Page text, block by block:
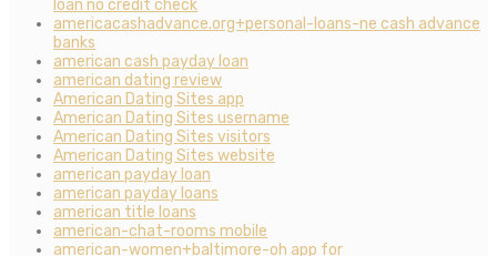
loan no credit check
americacashadvance.org+personal-loans-ne cash advance
banks
american cash payday loan
american dating review
American Dating Sites app
American Dating Sites username
American Dating Sites visitors
American Dating Sites website
american payday loan
american payday loans
american title loans
american-chat-rooms mobile
american-women+baltimore-oh app for